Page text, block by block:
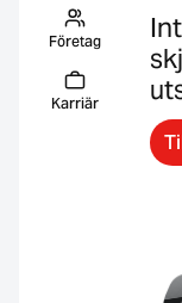
Företag
Karriär